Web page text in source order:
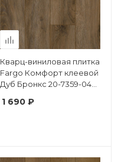
Кварц-виниловая плитка
Fargo Комфорт клеевой
Дуб Бронкс 20-7359-04
1 690 ₽